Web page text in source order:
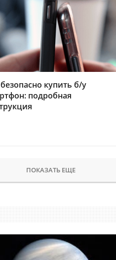
купить б/у
подробная
ПОКАЗАТЬ ЕЩЕ